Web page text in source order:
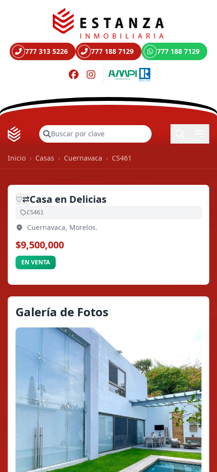
777 313 5226 777 188 7129 777 188 7129
Buscar
Inicio › Casas › Cuernavaca › CS461
♡⇄Casa en Delicias
CS461
Cuernavaca, Morelos.
$9,500,000
EN VENTA
Galería de Fotos